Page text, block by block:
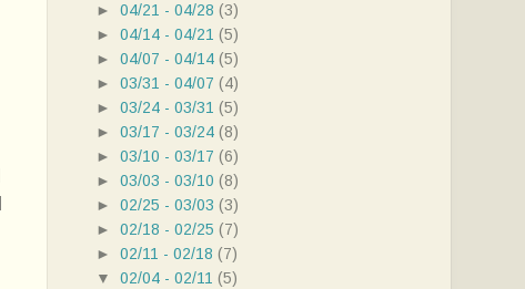
► 04/21 - 04/28 (3)
► 04/14 - 04/21 (5)
► 04/07 - 04/14 (5)
► 03/31 - 04/07 (4)
► 03/24 - 03/31 (5)
► 03/17 - 03/24 (8)
► 03/10 - 03/17 (6)
► 03/03 - 03/10 (8)
► 02/25 - 03/03 (3)
► 02/18 - 02/25 (7)
► 02/11 - 02/18 (7)
▼
02/04 - 02/11 (5)